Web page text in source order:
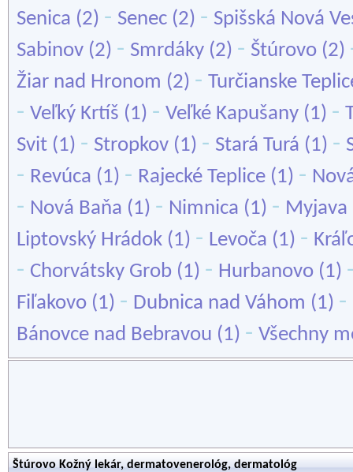
Senica (2) - Senec (2) - Spišská Nová
Sabinov (2) - Smrdáky (2) - Štúrovo (2)
Žiar nad Hronom (2) - Turčianske
- Veľký Krtíš (1) - Veľké Kapušany (1) -
Svit (1) - Stropkov (1) - Stará Turá (1) -
- Revúca (1) - Rajecké Teplice (1) -
- Nová Baňa (1) - Nimnica (1) - Myjava
Liptovský Hrádok (1) - Levoča (1) -
- Chorvátsky Grob (1) - Hurbanovo (1)
Fiľakovo (1) - Dubnica nad Váhom (1) -
Bánovce nad Bebravou (1) - Všechny
Štúrovo Kožný lekár, dermatovenerológ, dermatológ